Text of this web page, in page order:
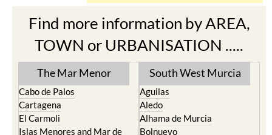
Find more information by AREA,
TOWN or URBANISATION .....
The Mar Menor
Cabo de Palos
Cartagena
South West Murcia
Aguilas
Aledo